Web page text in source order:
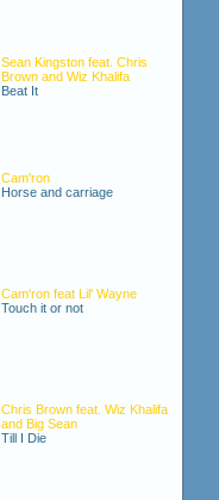
Sean Kingston feat. Chris
Brown and Wiz Khalifa
Beat It
Cam'ron
Horse and carriage
Cam'ron feat Lil' Wayne
Touch it or not
Chris Brown feat. Wiz Khalifa
and Big Sean
Till I Die